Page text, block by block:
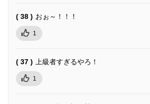
( 38 ) おぉ～！！！
1
( 37 ) 上級者すぎるやろ！
1